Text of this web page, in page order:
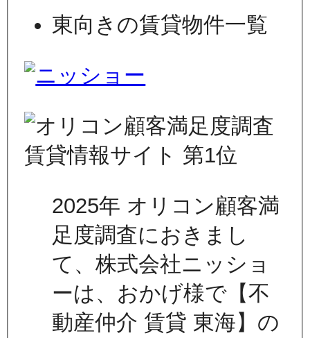
東向きの賃貸物件一覧
2025年 オリコン顧客満
足度調査におきまし
て、株式会社ニッショ
ーは、おかげ様で【不
動産仲介 賃貸 東海】の